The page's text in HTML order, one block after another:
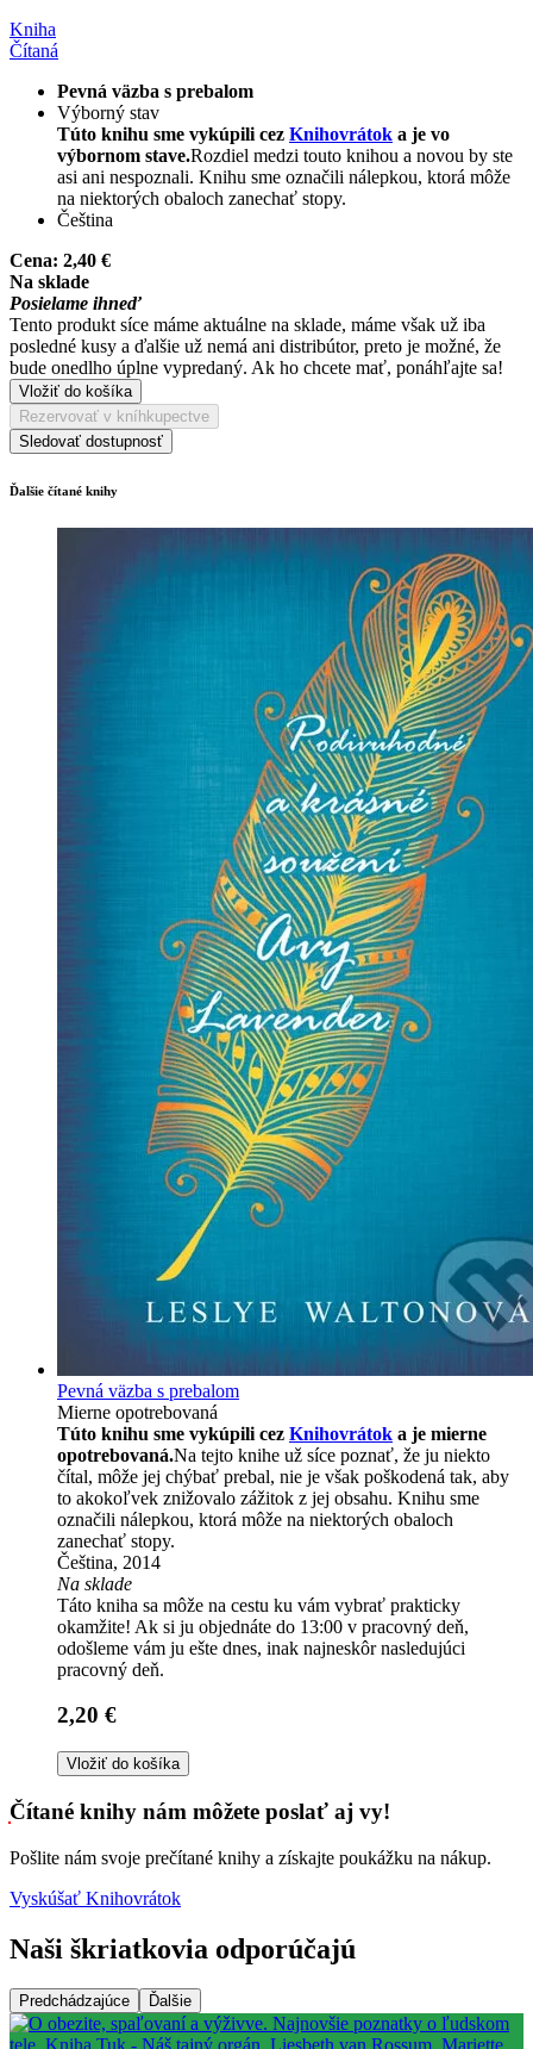
Kniha
Čítaná
Pevná väzba s prebalom
Výborný stav
Túto knihu sme vykúpili cez Knihovrátok a je vo
výbornom stave.Rozdiel medzi touto knihou a novou by ste
asi ani nespoznali. Knihu sme označili nálepkou, ktorá môže
na niektorých obaloch zanechať stopy.
Čeština
Cena: 2,40 €
Na sklade
Posielame ihneď
Tento produkt síce máme aktuálne na sklade, máme však už iba
posledné kusy a ďalšie už nemá ani distribútor, preto je možné, že
bude onedlho úplne vypredaný. Ak ho chcete mať, ponáhľajte sa!
Vložiť do košíka
Rezervovať v kníhkupectve
Sledovať dostupnosť
Ďalšie čítané knihy
Pevná väzba s prebalom
Mierne opotrebovaná
Túto knihu sme vykúpili cez Knihovrátok a je mierne
opotrebovaná.Na tejto knihe už síce poznať, že ju niekto
čítal, môže jej chýbať prebal, nie je však poškodená tak, aby
to akokoľvek znižovalo zážitok z jej obsahu. Knihu sme
označili nálepkou, ktorá môže na niektorých obaloch
zanechať stopy.
Čeština, 2014
Na sklade
Táto kniha sa môže na cestu ku vám vybrať prakticky
okamžite! Ak si ju objednáte do 13:00 v pracovný deň,
odošleme vám ju ešte dnes, inak najneskôr nasledujúci
pracovný deň.
2,20 €
Vložiť do košíka
Čítané knihy nám môžete poslať aj vy!
Pošlite nám svoje prečítané knihy a získajte poukážku na nákup.
Vyskúšať Knihovrátok
Naši škriatkovia odporúčajú
Predchádzajúce Ďalšie